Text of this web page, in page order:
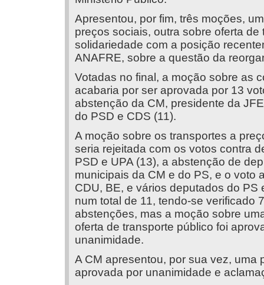
Apresentou, por fim, três moções,
preços sociais, outra sobre oferta
solidariedade com a posição
ANAFRE, sobre a questão da
Votadas no final, a moção sobre as
acabaria por ser aprovada por 13
abstenção da CM, presidente da
do PSD e CDS (11).
A moção sobre os transportes a
seria rejeitada com os votos contra
PSD e UPA (13), a abstenção de
municipais da CM e do PS, e o voto
CDU, BE, e vários deputados do PS
num total de 11, tendo-se verificado 7
abstenções, mas a moção sobre
oferta de transporte público foi
unanimidade.
A CM apresentou, por sua vez, uma
aprovada por unanimidade e